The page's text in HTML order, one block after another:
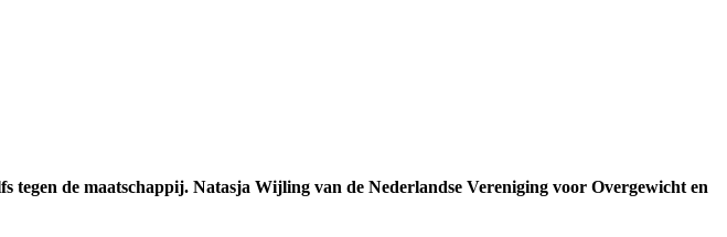
tegen de maatschappij. Natasja Wijling van de Nederlandse Vereniging voor Overgewicht en